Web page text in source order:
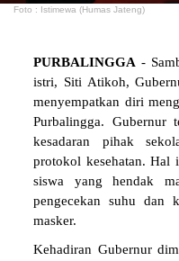
Foto : Istimewa (Humas Jateng)
PURBALINGGA -
istri, Siti Atikoh,
menyempatkan diri
Purbalingga. Gubernur
kesadaran pihak
protokol kesehatan. Hal
siswa yang hendak
pengecekan suhu dan
masker.
Kehadiran Gubernur